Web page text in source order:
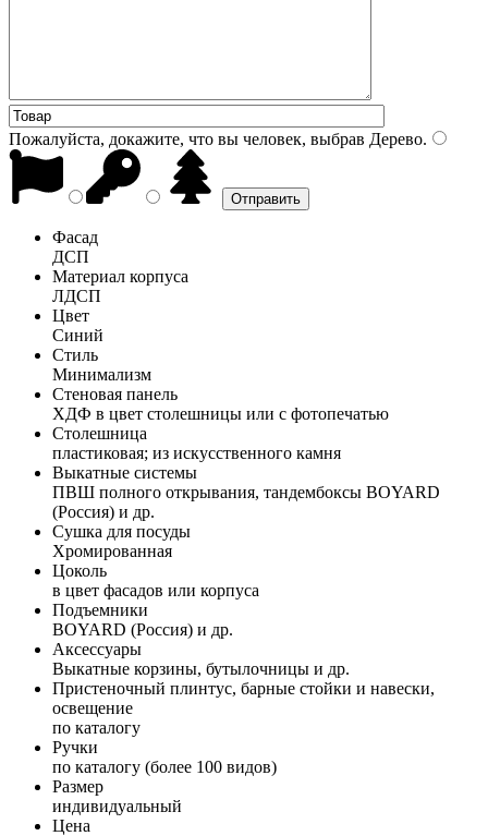
Пожалуйста, докажите, что вы человек, выбрав Дерево.
Фасад
ДСП
Материал корпуса
ЛДСП
Цвет
Синий
Стиль
Минимализм
Стеновая панель
ХДФ в цвет столешницы или с фотопечатью
Столешница
пластиковая; из искусственного камня
Выкатные системы
ПВШ полного открывания, тандембоксы BOYARD
(Россия) и др.
Сушка для посуды
Хромированная
Цоколь
в цвет фасадов или корпуса
Подъемники
BOYARD (Россия) и др.
Аксессуары
Выкатные корзины, бутылочницы и др.
Пристеночный плинтус, барные стойки и навески,
освещение
по каталогу
Ручки
по каталогу (более 100 видов)
Размер
индивидуальный
Цена